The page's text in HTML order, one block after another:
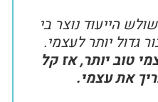
הייעוד נוצר בי
גדול יותר לעצמי.
טוב יותר, אז קל
את עצמי.